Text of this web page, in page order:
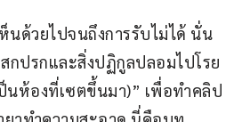
นด้วยไปจนถึงการรับไม่ได้ นั่น
กปรกและสิ่งปฏิกูลปลอมไปโรย
นห้องที่เซตขึ้นมา)” เพื่อทำคลิป